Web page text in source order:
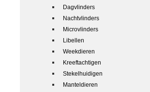
Dagvlinders
Nachtvlinders
Microvlinders
Libellen
Weekdieren
Kreeftachtigen
Stekelhuidigen
Manteldieren